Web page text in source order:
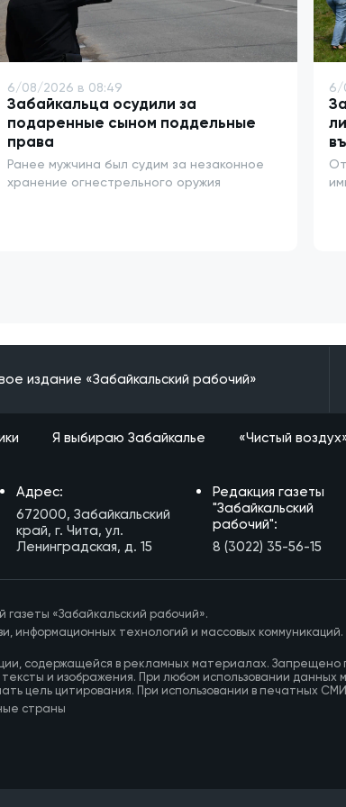
6/08/2026 в 08:49
Забайкальца осудили за
подаренные сыном поддельные
права
Ранее мужчина был судим за незаконное
хранение огнестрельного оружия
6/
издание «Забайкальский рабочий»
Я выбираю Забайкалье «Чистый
Адрес:
672000, Забайкальский
край, г. Чита, ул.
Ленинградская, д. 15
Редакция газеты
"Забайкальский
рабочий":
8 (3022) 35-56-15
«Забайкальский рабочий».
информационных технологий и массовых
содержащейся в рекламных материалах.
и изображения. При любом использовании
цель цитирования. При использовании в печатных
страны